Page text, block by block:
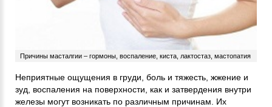
Причины масталгии – гормоны, воспаление, киста, лактостаз, мастопатия
Неприятные ощущения в груди, боль и тяжесть, жжение и
зуд, воспаления на поверхности, как и затвердения внутри
железы могут возникать по различным причинам. Их